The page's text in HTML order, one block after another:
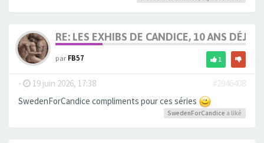
RE: LES EXHIBS DE CANDICE, 10 ANS DÉJÀ,
parFB57 1
- 19 juin 2026, 17:38
#2946408
SwedenForCandice compliments pour ces séries
SwedenForCandice a liké